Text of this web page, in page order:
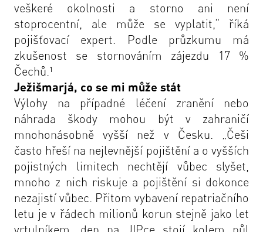
veškeré okolnosti a storno ani není
stoprocentní, ale může se vyplatit,“ říká
pojišťovací expert. Podle průzkumu má
zkušenost se stornováním zájezdu 17 %
Čechů.¹
Ježišmarjá, co se mi může stát
Výlohy na případné léčení zranění nebo
náhrada škody mohou být v zahraničí
mnohonásobně vyšší než v Česku. „Češi
často hřeší na nejlevnější pojištění a o vyšších
pojistných limitech nechtějí vůbec slyšet,
mnoho z nich riskuje a pojištění si dokonce
nezajistí vůbec. Přitom vybavení repatriačního
letu je v řádech milionů korun stejně jako let